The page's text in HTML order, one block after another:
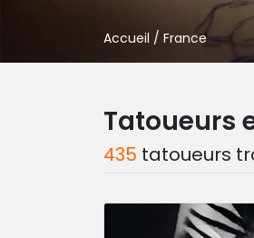
Accueil / France
Tatoueurs
435 tatoueurs